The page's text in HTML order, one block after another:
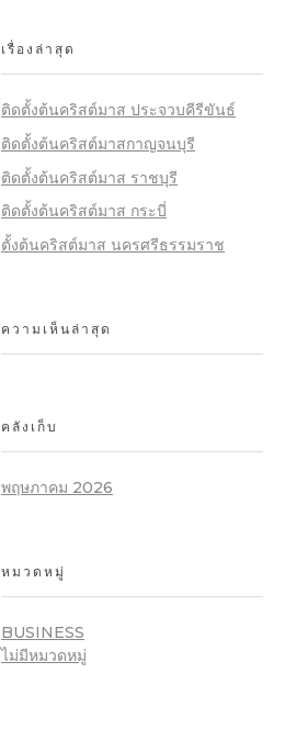
เรื่องล่าสุด
ติดตั้งต้นคริสต์มาส ประจวบคีรีขันธ์
ติดตั้งต้นคริสต์มาสกาญจนบุรี
ติดตั้งต้นคริสต์มาส ราชบุรี
ติดตั้งต้นคริสต์มาส กระบี่
ตั้งต้นคริสต์มาส นครศรีธรรมราช
ความเห็นล่าสุด
คลังเก็บ
พฤษภาคม 2026
หมวดหมู่
BUSINESS
ไม่มีหมวดหมู่